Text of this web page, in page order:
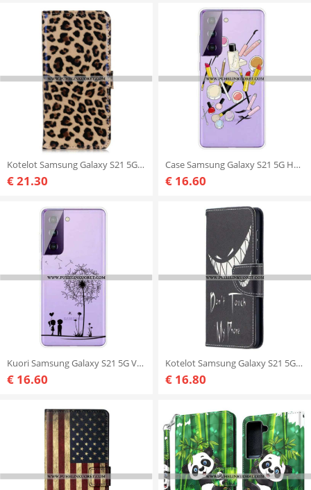
Kotelot Samsung Galaxy S21 5G Leopardi
€ 21.30
Case Samsung Galaxy S21 5G Huippu Meikki
€ 16.60
Kuori Samsung Galaxy S21 5G Voikukan Rakkaus
€ 16.60
Kotelot Samsung Galaxy S21 5G Älä Koske Puhelimeeni
€ 16.80